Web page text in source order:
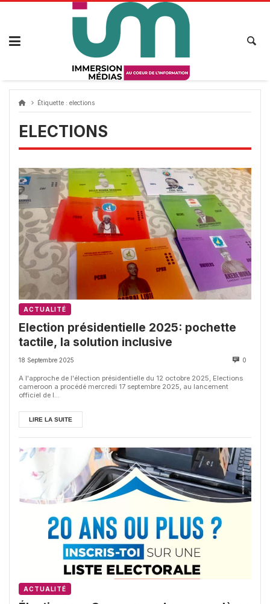
Passer
Étiquette : elections
ELECTIONS
ACTUALITÉ
Election présidentielle 2025: pochette
tactile, la solution inclusive
18 Septembre 2025 0
A l'approche de l'élection présidentielle du 12 octobre 2025, Elections
cameroon a procédé mercredi 17 septembre 2025, au lancement
officiel de l...
LIRE LA SUITE
ACTUALITÉ